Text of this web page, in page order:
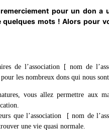
pour un don a
mots ! Alors pour
de l’association [ nom de
les nombreux dons qui nous
vous allez permettre aux
que l’association [ nom de
une vie quasi normale.